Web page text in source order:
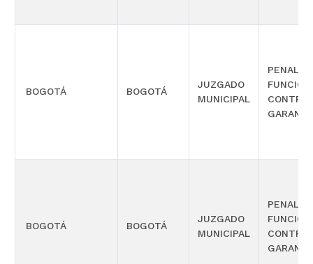
BOGOTÁ BOGOTÁ
JUZGADO
MUNICIPAL
PENAL
BOGOTÁ BOGOTÁ
JUZGADO
MUNICIPAL
PENAL